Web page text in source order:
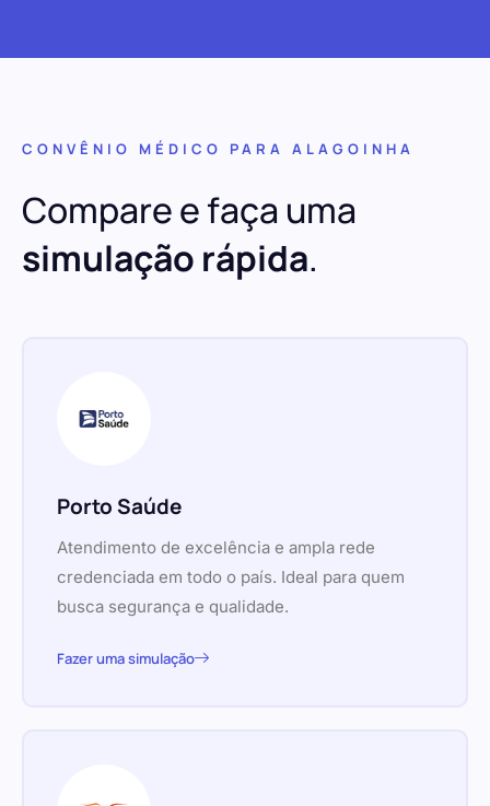
CONVÊNIO MÉDICO PARA ALAGOINHA
Compare e faça uma
simulação rápida.
Porto Saúde
Atendimento de excelência e ampla rede
credenciada em todo o país. Ideal para quem
busca segurança e qualidade.
Fazer uma simulação